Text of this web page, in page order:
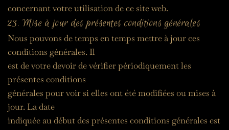
concernant votre utilisation de ce site web.
23. Mise à jour des présentes conditions générales
Nous pouvons de temps en temps mettre à jour ces
conditions générales. Il
est de votre devoir de vérifier périodiquement les
présentes conditions
générales pour voir si elles ont été modifiées ou mises à
jour. La date
indiquée au début des présentes conditions générales est